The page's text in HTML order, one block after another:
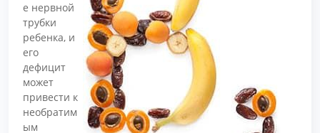
е нервной
трубки
ребенка, и
его
дефицит
может
привести к
необратим
ым